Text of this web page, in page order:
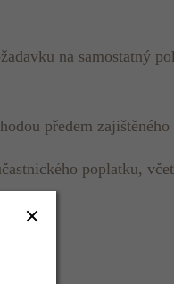
na samostatný
předem zajištěného
poplatku,